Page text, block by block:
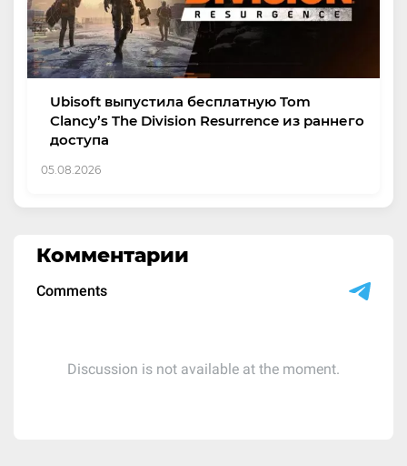
Ubisoft выпустила бесплатную Tom
Clancy’s The Division Resurrence из раннего
доступа
05.08.2026
Комментарии